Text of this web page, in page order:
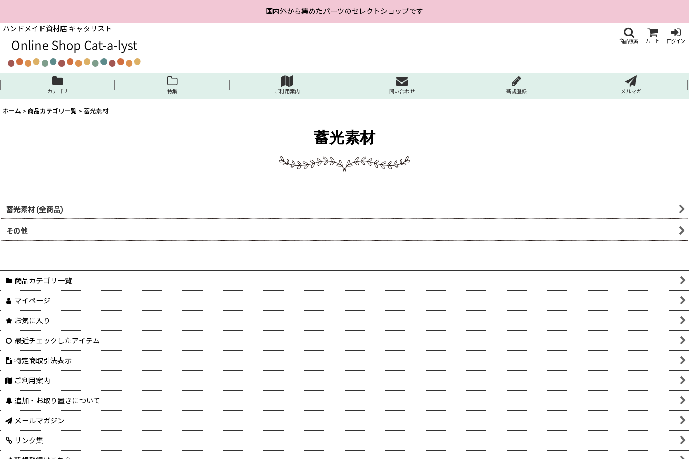
国内外から集めたパーツのセレクトショップです
ハンドメイド資材店 キャタリスト
商品検索 カート ログイン
カテゴリ 特集 ご利用案内 問い合わせ 新規登録 メルマガ
ホーム > 商品カテゴリ一覧 > 蓄光素材
蓄光素材
蓄光素材 (全商品)
その他
商品カテゴリ一覧
マイページ
お気に入り
最近チェックしたアイテム
特定商取引法表示
ご利用案内
追加・お取り置きについて
メールマガジン
リンク集